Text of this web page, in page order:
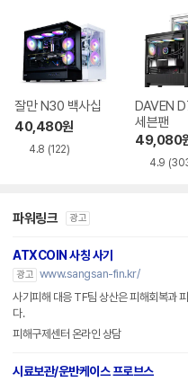
잘만 N30 백사십
40,480원
4.8 (122)
DAVEN
세븐팬
49,080
4.9
파워링크 광고
ATXCOIN 사칭 사기
광고 www.sangsan-fin.kr/
사기피해 대응 TF팀 상산은 피해회복과
다.
피해구제센터 온라인 상담
시료보관/운반케이스 프로브스